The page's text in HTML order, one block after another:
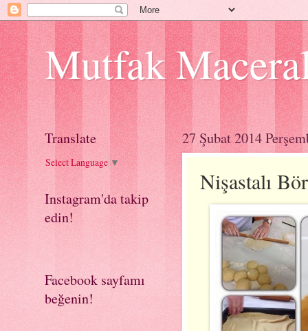
Mutfak
27 Şubat 2014
Nişastalı
Translate
Select Language ▼
Instagram'da takip
edin!
Facebook sayfamı
beğenin!